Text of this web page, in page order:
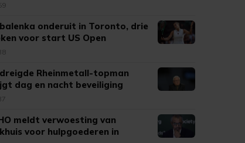
onderuit in Toronto, drie
voor start US Open
Rheinmetall-topman
dag en nacht beveiliging
meldt verwoesting van
voor hulpgoederen in